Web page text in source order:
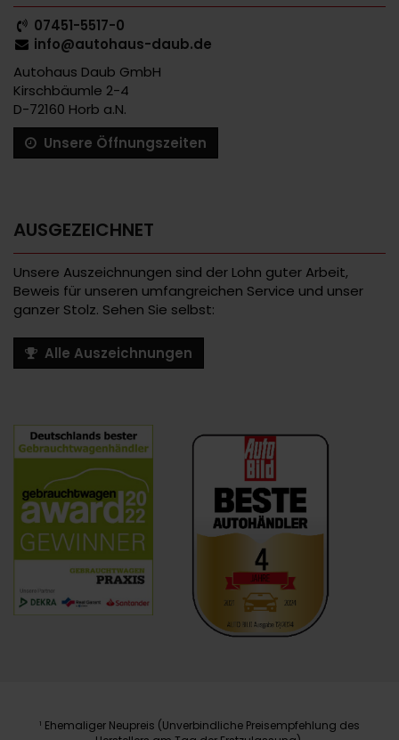
07451-5517-0
info@autohaus-daub.de
Autohaus Daub GmbH
Kirschbäumle 2-4
D-72160 Horb a.N.
Unsere Öffnungszeiten
AUSGEZEICHNET
Unsere Auszeichnungen sind der Lohn guter Arbeit,
Beweis für unseren umfangreichen Service und unser
ganzer Stolz. Sehen Sie selbst:
Alle Auszeichnungen
1 Ehemaliger Neupreis (Unverbindliche Preisempfehlung des